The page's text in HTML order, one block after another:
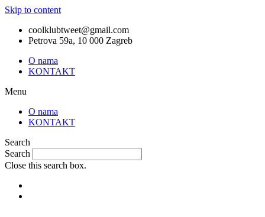
Skip to content
coolklubtweet@gmail.com
Petrova 59a, 10 000 Zagreb
O nama
KONTAKT
Menu
O nama
KONTAKT
Search
Search
Close this search box.